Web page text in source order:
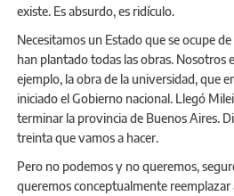
existe. Es absurdo, es ridículo.
Necesitamos un Estado que se ocupe
han plantado todas las obras. Nosotros
ejemplo, la obra de la universidad, que
iniciado el Gobierno nacional. Llegó
terminar la provincia de Buenos Aires.
treinta que vamos a hacer.
Pero no podemos y no queremos,
queremos conceptualmente reemplazar